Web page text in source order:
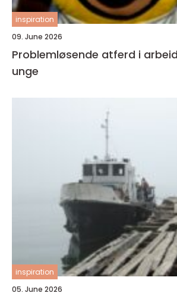
inspiration
09. June 2026
Problemløsende atferd i
unge
inspiration
05. June 2026